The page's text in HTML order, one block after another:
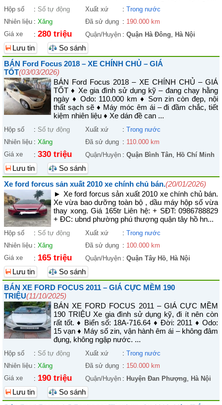
Hộp số : Số tự động Xuất xứ : Trong nước
Nhiên liệu : Xăng Đã sử dụng : 190.000 km
Giá xe
: 280 triệu Quận/Huyện : Quận Hà Đông, Hà Nội
Lưu tin
So sánh
BÁN Ford Focus 2018 – XE CHÍNH CHỦ – GIÁ
TỐT(03/03/2026)
BÁN Ford Focus 2018 – XE CHÍNH CHỦ – GIÁ
TỐT ♦ Xe gia đình sử dụng kỹ – đang chạy hằng
ngày ♦ Odo: 110.000 km ♦ Sơn zin còn đẹp, nội
thất sạch sẽ ♦ Máy móc êm ái – đi đầm chắc, tiết
kiệm nhiên liệu ♦ Xe dán đề can ...
Hộp số : Số tự động Xuất xứ : Trong nước
Nhiên liệu : Xăng Đã sử dụng : 110.000 km
Giá xe
: 330 triệu Quận/Huyện : Quận Bình Tân, Hồ Chí Minh
Lưu tin
So sánh
Xe ford forcus sản xuất 2010 xe chính chủ bán.(20/01/2026)
► Xe ford forcus sản xuất 2010 xe chính chủ bán.
Xe vừa bao dưỡng toàn bộ , dầu máy hộp số vừa
thay xong. Giá 165tr Liên hệ: + SĐT: 0986788829
+ ĐC: ubnd phường phú thượng quận tây hồ hn...
Hộp số : Số tự động Xuất xứ : Trong nước
Nhiên liệu : Xăng Đã sử dụng : 100.000 km
Giá xe
: 165 triệu Quận/Huyện : Quận Tây Hồ, Hà Nội
Lưu tin
So sánh
BÁN XE FORD FOCUS 2011 – GIÁ CỰC MỀM 190
TRIỆU(11/10/2025)
BÁN XE FORD FOCUS 2011 – GIÁ CỰC MỀM
190 TRIỆU Xe gia đình sử dụng kỹ, đi ít nên còn
rất tốt. ♦ Biển số: 18A-716.64 ♦ Đời: 2011 ♦ Odo:
15 vạn ♦ Máy số zin, vận hành êm ái – không đâm
đụng, không ngập nước. ...
Hộp số : Số tự động Xuất xứ : Trong nước
Nhiên liệu : Xăng Đã sử dụng : 150.000 km
Giá xe
: 190 triệu Quận/Huyện : Huyện Đan Phượng, Hà Nội
Lưu tin
So sánh